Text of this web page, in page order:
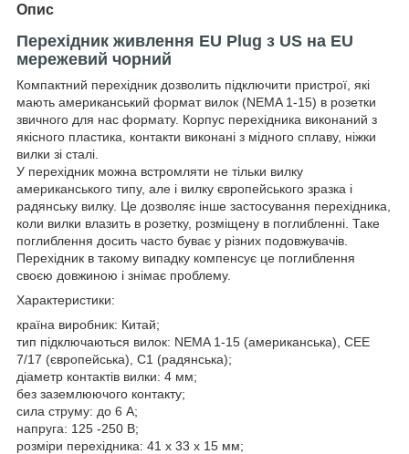
Опис
Перехідник живлення EU Plug з US на EU
мережевий чорний
Компактний перехідник дозволить підключити пристрої, які
мають американський формат вилок (NEMA 1-15) в розетки
звичного для нас формату. Корпус перехідника виконаний з
якісного пластика, контакти виконані з мідного сплаву, ніжки
вилки зі сталі.
У перехідник можна встромляти не тільки вилку
американського типу, але і вилку європейського зразка і
радянську вилку. Це дозволяє інше застосування перехідника,
коли вилки влазить в розетку, розміщену в поглибленні. Таке
поглиблення досить часто буває у різних подовжувачів.
Перехідник в такому випадку компенсує це поглиблення
своєю довжиною і знімає проблему.
Характеристики:
країна виробник: Китай;
тип підключаються вилок: NEMA 1-15 (американська), CEE
7/17 (європейська), C1 (радянська);
діаметр контактів вилки: 4 мм;
без заземлюючого контакту;
сила струму: до 6 А;
напруга: 125 -250 В;
розміри перехідника: 41 х 33 х 15 мм;